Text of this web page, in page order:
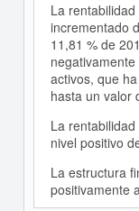
La
incrementado
11,81 % de
activos, que
hasta un valor
La
nivel positivo
La estructura
positivamente